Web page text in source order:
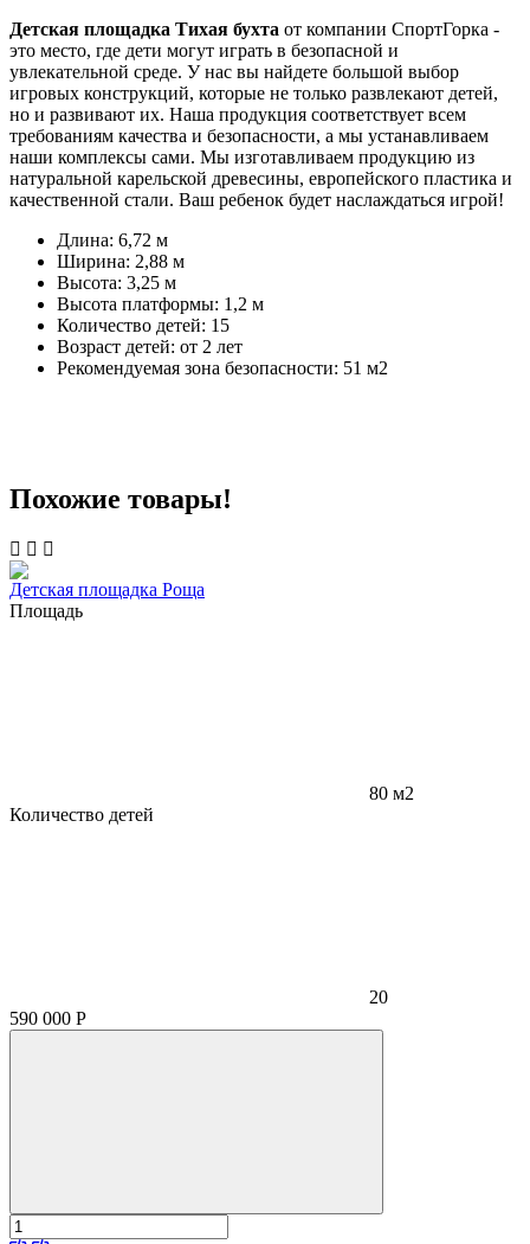
Детская площадка Тихая бухта от компании СпортГорка -
это место, где дети могут играть в безопасной и
увлекательной среде. У нас вы найдете большой выбор
игровых конструкций, которые не только развлекают детей,
но и развивают их. Наша продукция соответствует всем
требованиям качества и безопасности, а мы устанавливаем
наши комплексы сами. Мы изготавливаем продукцию из
натуральной карельской древесины, европейского пластика и
качественной стали. Ваш ребенок будет наслаждаться игрой!
Длина: 6,72 м
Ширина: 2,88 м
Высота: 3,25 м
Высота платформы: 1,2 м
Количество детей: 15
Возраст детей: от 2 лет
Рекомендуемая зона безопасности: 51 м2
Похожие товары!
Детская площадка Роща
Площадь
80 м2
Количество детей
20
590 000 Р